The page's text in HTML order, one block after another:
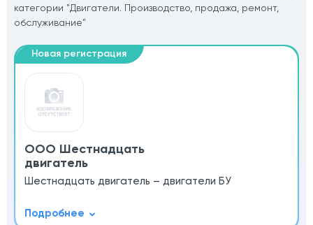
категории "Двигатели. Производство, продажа, ремонт,
обслуживание"
ООО Шестнадцать
двигатель
Шестнадцать двигатель – двигатели БУ